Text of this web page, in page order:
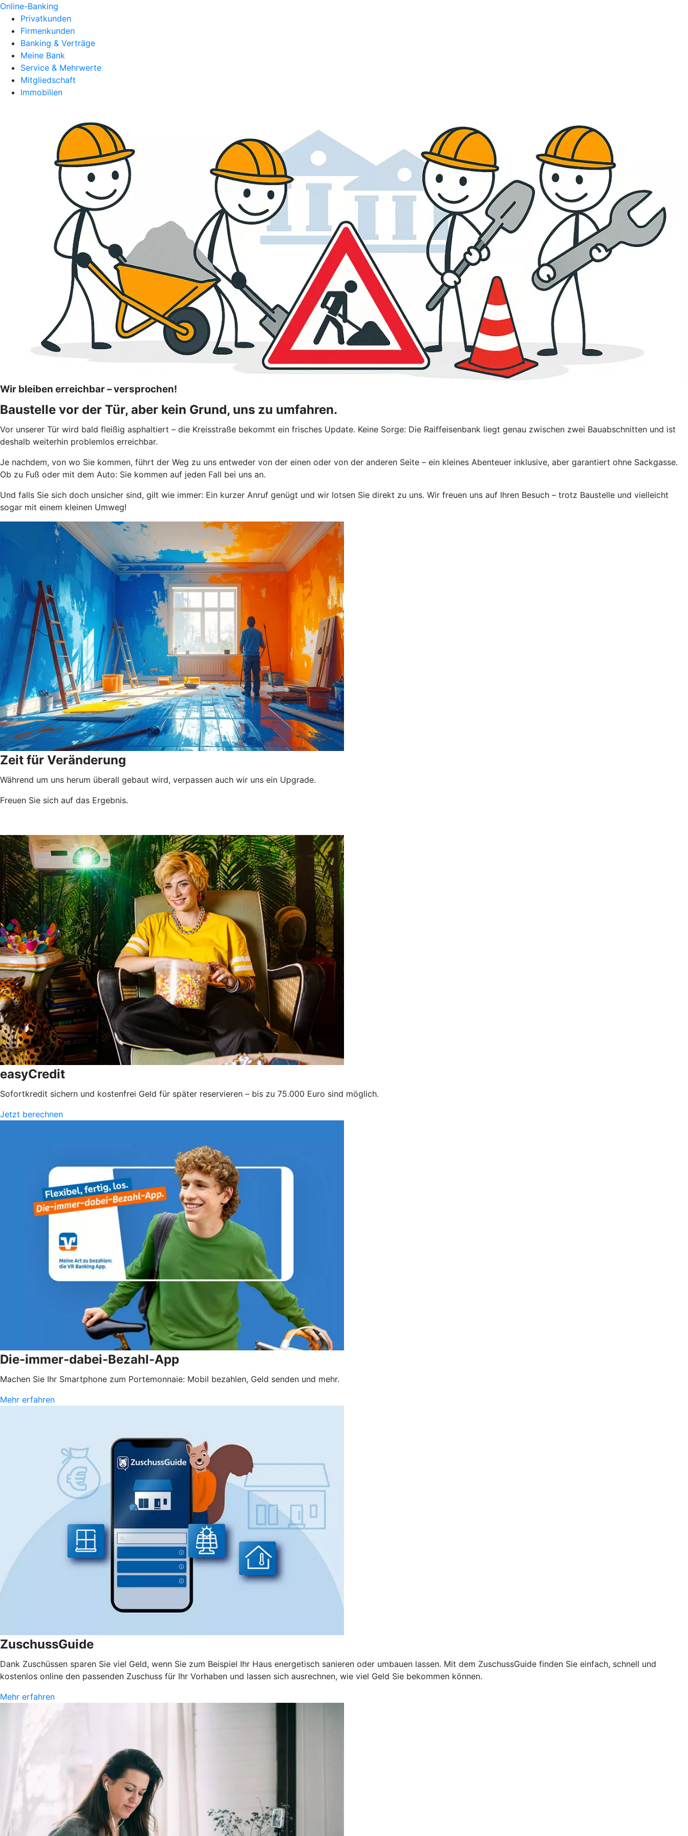
Online-Banking
Privatkunden
Firmenkunden
Banking & Verträge
Meine Bank
Service & Mehrwerte
Mitgliedschaft
Immobilien
Wir bleiben erreichbar – versprochen!
Baustelle vor der Tür, aber kein Grund, uns zu umfahren.
Vor unserer Tür wird bald fleißig asphaltiert – die Kreisstraße bekommt ein frisches Update. Keine Sorge: Die Raiffeisenbank liegt genau zwischen zwei Bauabschnitten und ist
deshalb weiterhin problemlos erreichbar.
Je nachdem, von wo Sie kommen, führt der Weg zu uns entweder von der einen oder von der anderen Seite – ein kleines Abenteuer inklusive, aber garantiert ohne Sackgasse.
Ob zu Fuß oder mit dem Auto: Sie kommen auf jeden Fall bei uns an.
Und falls Sie sich doch unsicher sind, gilt wie immer: Ein kurzer Anruf genügt und wir lotsen Sie direkt zu uns. Wir freuen uns auf Ihren Besuch – trotz Baustelle und vielleicht
sogar mit einem kleinen Umweg!
Zeit für Veränderung
Während um uns herum überall gebaut wird, verpassen auch wir uns ein Upgrade.
Freuen Sie sich auf das Ergebnis.
easyCredit
Sofortkredit sichern und kostenfrei Geld für später reservieren – bis zu 75.000 Euro sind möglich.
Jetzt berechnen
Die-immer-dabei-Bezahl-App
Machen Sie Ihr Smartphone zum Portemonnaie: Mobil bezahlen, Geld senden und mehr.
Mehr erfahren
ZuschussGuide
Dank Zuschüssen sparen Sie viel Geld, wenn Sie zum Beispiel Ihr Haus energetisch sanieren oder umbauen lassen. Mit dem ZuschussGuide finden Sie einfach, schnell und
kostenlos online den passenden Zuschuss für Ihr Vorhaben und lassen sich ausrechnen, wie viel Geld Sie bekommen können.
Mehr erfahren